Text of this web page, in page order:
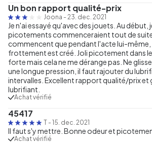
Un bon rapport qualité-prix
Joona - 23. dec. 2021
Je n'ai essayé qu'avec des jouets. Au début,
picotements commenceraient tout de
commencent que pendant l'acte lui-même,
frottement est créé. Joli picotement dans
forte mais cela ne me dérange pas. Ne
une longue pression, il faut rajouter du
intervalles. Excellent rapport qualité/prix et
lubrifiant.
Achat vérifié
45417
T - 15. dec. 2021
Il faut s'y mettre. Bonne odeur et
Achat vérifié